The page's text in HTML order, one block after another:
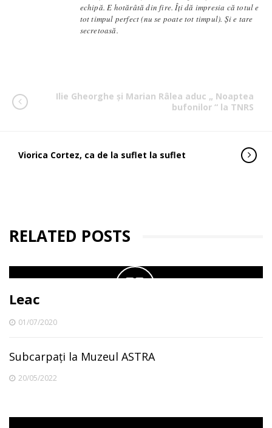
echipă. E hotărâtă din fire. Îți dă impresia că totul e
tot timpul perfect (nu se poate tot timpul). Și e tare
secretoasă.
Ilie Gheorghe și Marian Râlea aduc „ Noaptea
bufonilor “ la TNRS
Viorica Cortez, ca de la suflet la suflet
RELATED POSTS
Leac
01/07/2020
Subcarpați la Muzeul ASTRA
20/05/2022